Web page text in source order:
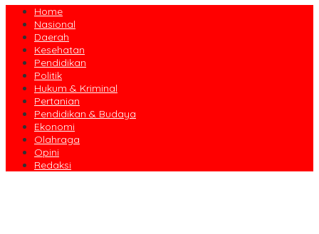
Home
Nasional
Daerah
Kesehatan
Pendidikan
Politik
Hukum & Kriminal
Pertanian
Pendidikan & Budaya
Ekonomi
Olahraga
Opini
Redaksi